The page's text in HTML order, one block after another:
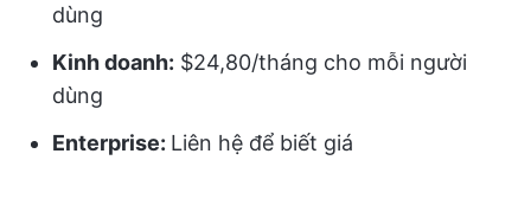
dùng
Kinh doanh: $24,80/tháng cho mỗi người
dùng
Enterprise: Liên hệ để biết giá